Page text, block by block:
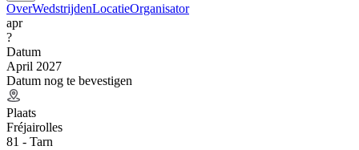
OverWedstrijdenLocatieOrganisator
apr
?
Datum
April 2027
Datum nog te bevestigen
Plaats
Fréjairolles
81 - Tarn